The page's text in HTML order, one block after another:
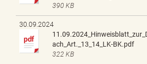
390 KB
30.09.2024
ach_Art._13_14_LK-BK.pdf
322 KB